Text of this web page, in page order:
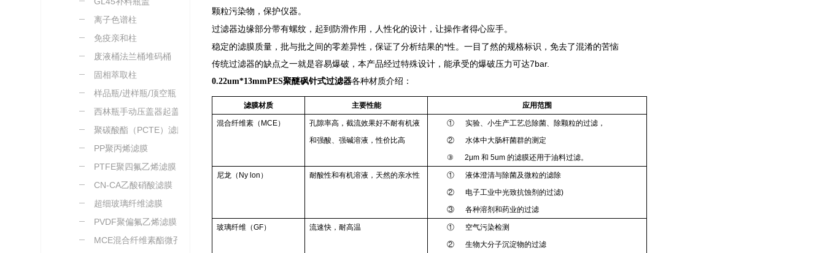
离子色谱柱
免疫亲和柱
废液桶法兰桶堆码桶
固相萃取柱
样品瓶/进样瓶/顶空瓶
西林瓶手动压盖器起盖器
聚碳酸酯（PCTE）滤膜
PP聚丙烯滤膜
PTFE聚四氟乙烯滤膜
CN-CA乙酸硝酸滤膜
超细玻璃纤维滤膜
PVDF聚偏氟乙烯滤膜
MCE混合纤维素酯微孔滤
颗粒污染物，保护仪器。
过滤器边缘部分带有螺纹，起到防滑作用，人性化的设计，让操作者得心应手。
稳定的滤膜质量，批与批之间的零差异性，保证了分析结果的*性。一目了然的规格标识，免去了混淆的苦恼
传统过滤器的缺点之一就是容易爆破，本产品经过特殊设计，能承受的爆破压力可达7bar.
0.22um*13mmPES聚醚砜针式过滤器各种材质介绍：
滤膜材质 主要性能 应用范围
混合纤维素（MCE）
孔隙率高，截流效果好不耐有机液
和强酸、强碱溶液，性价比高
① 实验、小生产工艺总除菌、除颗粒的过滤，
② 水体中大肠杆菌群的测定
③ 2μm 和 5um 的滤膜还用于油料过滤。
尼龙（Ny lon） 耐酸性和有机溶液，天然的亲水性
① 液体澄清与除菌及微粒的滤除
② 电子工业中光致抗蚀剂的过滤)
③ 各种溶剂和药业的过滤
玻璃纤维（GF） 流速快，耐高温
① 空气污染检测
② 生物大分子沉淀物的过滤